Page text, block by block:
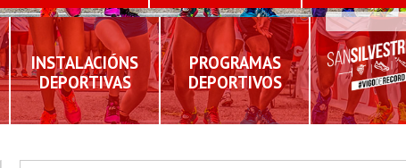
INSTALACIÓNS
DEPORTIVAS
PROGRAMAS
DEPORTIVOS